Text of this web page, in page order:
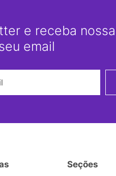
e receba
email
Seções